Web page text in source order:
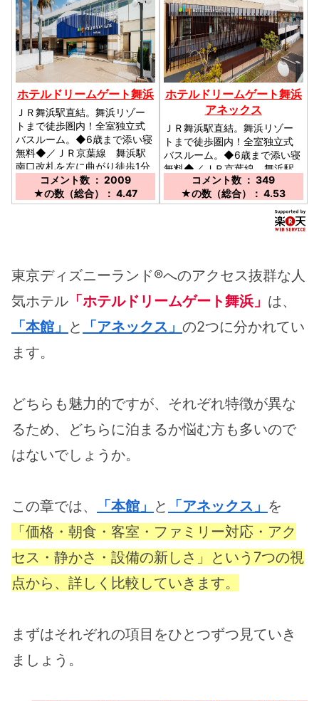
ホテルドリームゲート舞浜
ＪＲ舞浜駅直結。舞浜リゾー
トまで徒歩圏内！全室独立式
バスルーム。◆6歳まで添い寝
無料◆／ＪＲ京葉線 舞浜駅
南口改札を左に曲がり徒歩1分
コメント数 ： 2009
★の数（総合）： 4.47
ホテルドリームゲート舞浜
アネックス
ＪＲ舞浜駅直結。舞浜リゾー
トまで徒歩圏内！全室独立式
バスルーム。◆6歳まで添い寝
無料◆／ＪＲ京葉線 舞浜駅
南口改札を右に曲がり徒歩1分
コメント数 ： 349
★の数（総合）： 4.53
東京ディズニーランド®へのアクセス抜群な人
気ホテル 「ホテルドリームゲート舞浜」 は、
「本館」 と 「アネックス」 の2つに分かれてい
ます。
どちらも魅力的ですが、それぞれ特徴が異な
るため、どちらに泊まるか悩む方も多いので
はないでしょうか。
この章では、 「本館」 と 「アネックス」 を
「価格・朝食・客室・ファミリー対応・アク
セス・静かさ・設備の新しさ」という7つの視
点から、詳しく比較していきます。
まずはそれぞれの項目をひとつずつ見ていき
ましょう。